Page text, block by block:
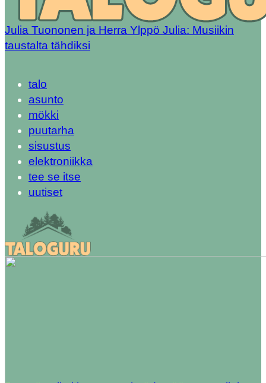
Julia Tuononen ja Herra Ylppö Julia: Musiikin
taustalta tähdiksi
talo
asunto
mökki
puutarha
sisustus
elektroniikka
tee se itse
uutiset